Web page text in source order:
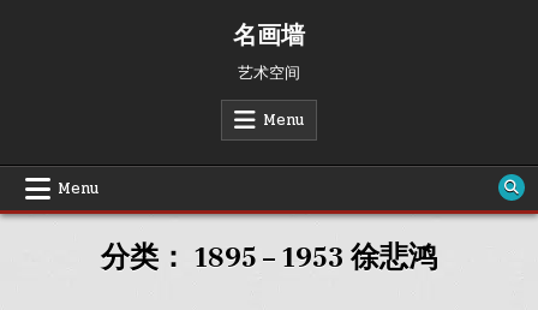
名画墙
艺术空间
Menu
Menu
分类： 1895 – 1953 徐悲鸿